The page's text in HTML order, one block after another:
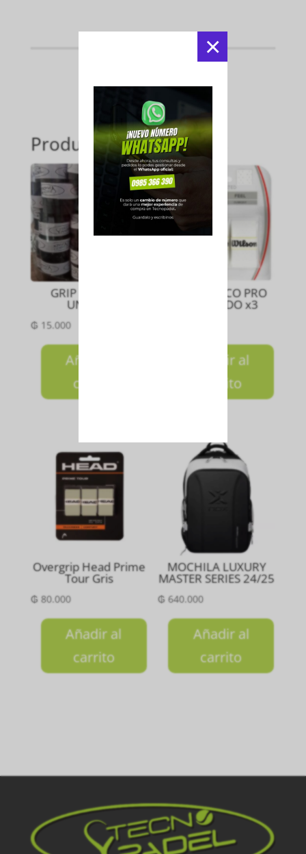
×
Productos relacionados
GRIP NEGRO X
UNIDAD
₲15.000
Añadir al
carrito
GRIP BLANCO PRO
PERFORADO x3
Añadir al
carrito
Overgrip Head Prime
Tour Gris
₲80.000
Añadir al
carrito
MOCHILA LUXURY
MASTER SERIES 24/25
₲ 640.000
Añadir al
carrito